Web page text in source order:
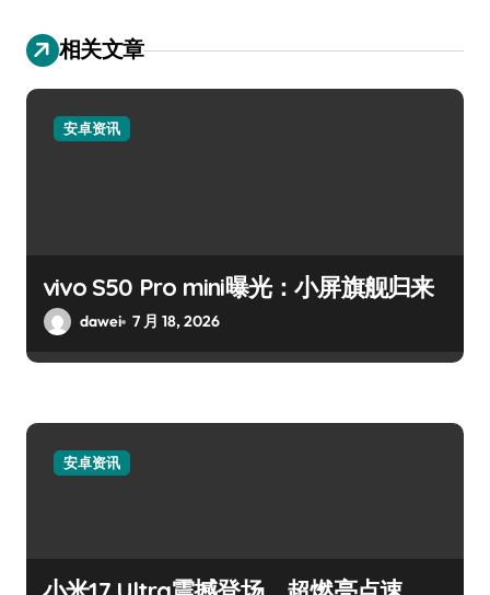
相关文章
安卓资讯
vivo S50 Pro mini曝光：小屏旗舰归来
dawei 7 月 18, 2026
安卓资讯